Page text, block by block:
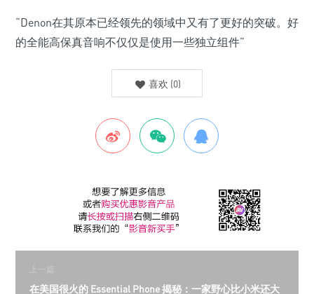
“Denon在其原本已经领先的领域中又有了更好的突破。好
的全能高保真音响不仅仅是使用一些独立组件”
喜欢 (0)
上一篇
在美国很火的 Essential Phone 揭秘：一家野心比小米还大